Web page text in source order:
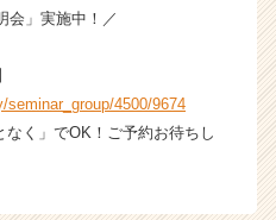
会」実施中！／
seminar_group/4500/9674
く」でOK！ご予約お待ちし